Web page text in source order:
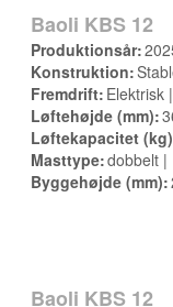
Baoli KBS 12
Produktionsår
Konstruktion
Fremdrift Elektrisk
Løftehøjde (mm)
Løftekapacitet (kg)
Masttype dobbelt
Byggehøjde (mm)
Baoli KBS 12